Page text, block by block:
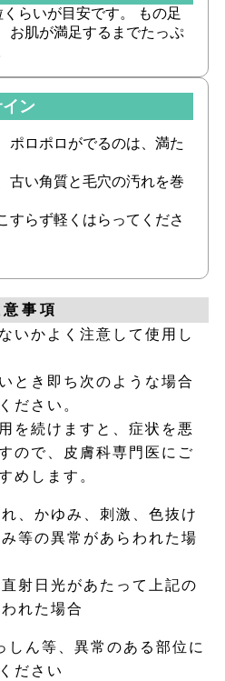
らいが目安です。 もの足
お肌が満足するまでたっぷ
ン
ポロポロがでるのは、満た
古い角質と毛穴の汚れを巻
すらず軽くはらってくださ
事項
いかよく注意して使用し
とき即ち次のような場合
ださい。
を続けますと、症状を悪
ので、皮膚科専門医にご
めします。
、かゆみ、刺激、色抜け
み等の異常があらわれた場
射日光があたって上記の
れた場合
しん等、異常のある部位に
ださい